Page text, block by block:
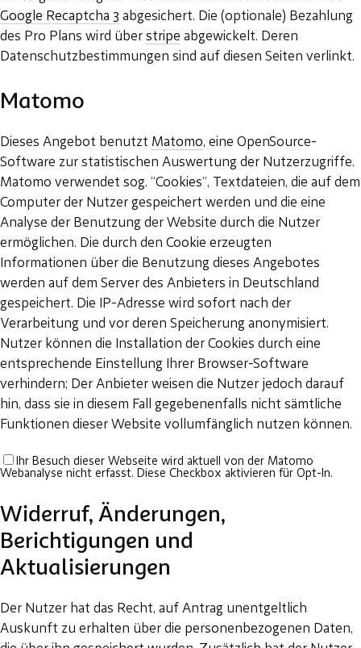
Google Recaptcha 3 abgesichert. Die (optionale) Bezahlung
des Pro Plans wird über stripe abgewickelt. Deren
Datenschutzbestimmungen sind auf diesen Seiten verlinkt.
Matomo
Dieses Angebot benutzt Matomo, eine OpenSource-
Software zur statistischen Auswertung der Nutzerzugriffe.
Matomo verwendet sog. “Cookies”, Textdateien, die auf dem
Computer der Nutzer gespeichert werden und die eine
Analyse der Benutzung der Website durch die Nutzer
ermöglichen. Die durch den Cookie erzeugten
Informationen über die Benutzung dieses Angebotes
werden auf dem Server des Anbieters in Deutschland
gespeichert. Die IP-Adresse wird sofort nach der
Verarbeitung und vor deren Speicherung anonymisiert.
Nutzer können die Installation der Cookies durch eine
entsprechende Einstellung Ihrer Browser-Software
verhindern; Der Anbieter weisen die Nutzer jedoch darauf
hin, dass sie in diesem Fall gegebenenfalls nicht sämtliche
Funktionen dieser Website vollumfänglich nutzen können.
Ihr Besuch dieser Webseite wird aktuell von der Matomo
Webanalyse nicht erfasst. Diese Checkbox aktivieren für Opt-In.
Widerruf, Änderungen,
Berichtigungen und
Aktualisierungen
Der Nutzer hat das Recht, auf Antrag unentgeltlich
Auskunft zu erhalten über die personenbezogenen Daten,